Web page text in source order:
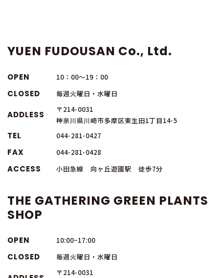
YUEN FUDOUSAN Co., Ltd.
OPEN 10：00～19：00
CLOSED 毎週火曜日・水曜日
ADDLESS
〒214-0031
神奈川県川崎市多摩区東生田1丁目14-5
TEL 044-281-0427
FAX 044-281-0428
ACCESS 小田急線 向ヶ丘遊園駅 徒歩7分
THE GATHERING GREEN PLANTS
SHOP
OPEN 10:00~17:00
CLOSED 毎週火曜日・水曜日
〒214-0031